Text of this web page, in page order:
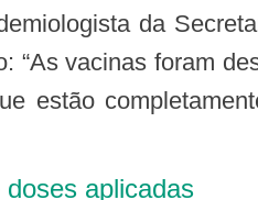
“As vacinas foram
estão
aplicadas